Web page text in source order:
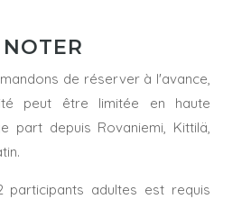
de réserver à l'avance,
peut être limitée en haute
part depuis Rovaniemi, Kittilä,
participants adultes est requis